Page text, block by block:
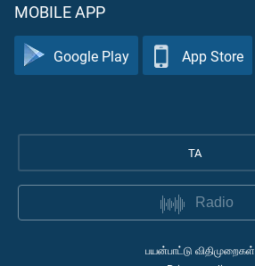
MOBILE APP
Google Play App Store
TA
Radio
பயன்பாட்டு விதிமுறைகள்